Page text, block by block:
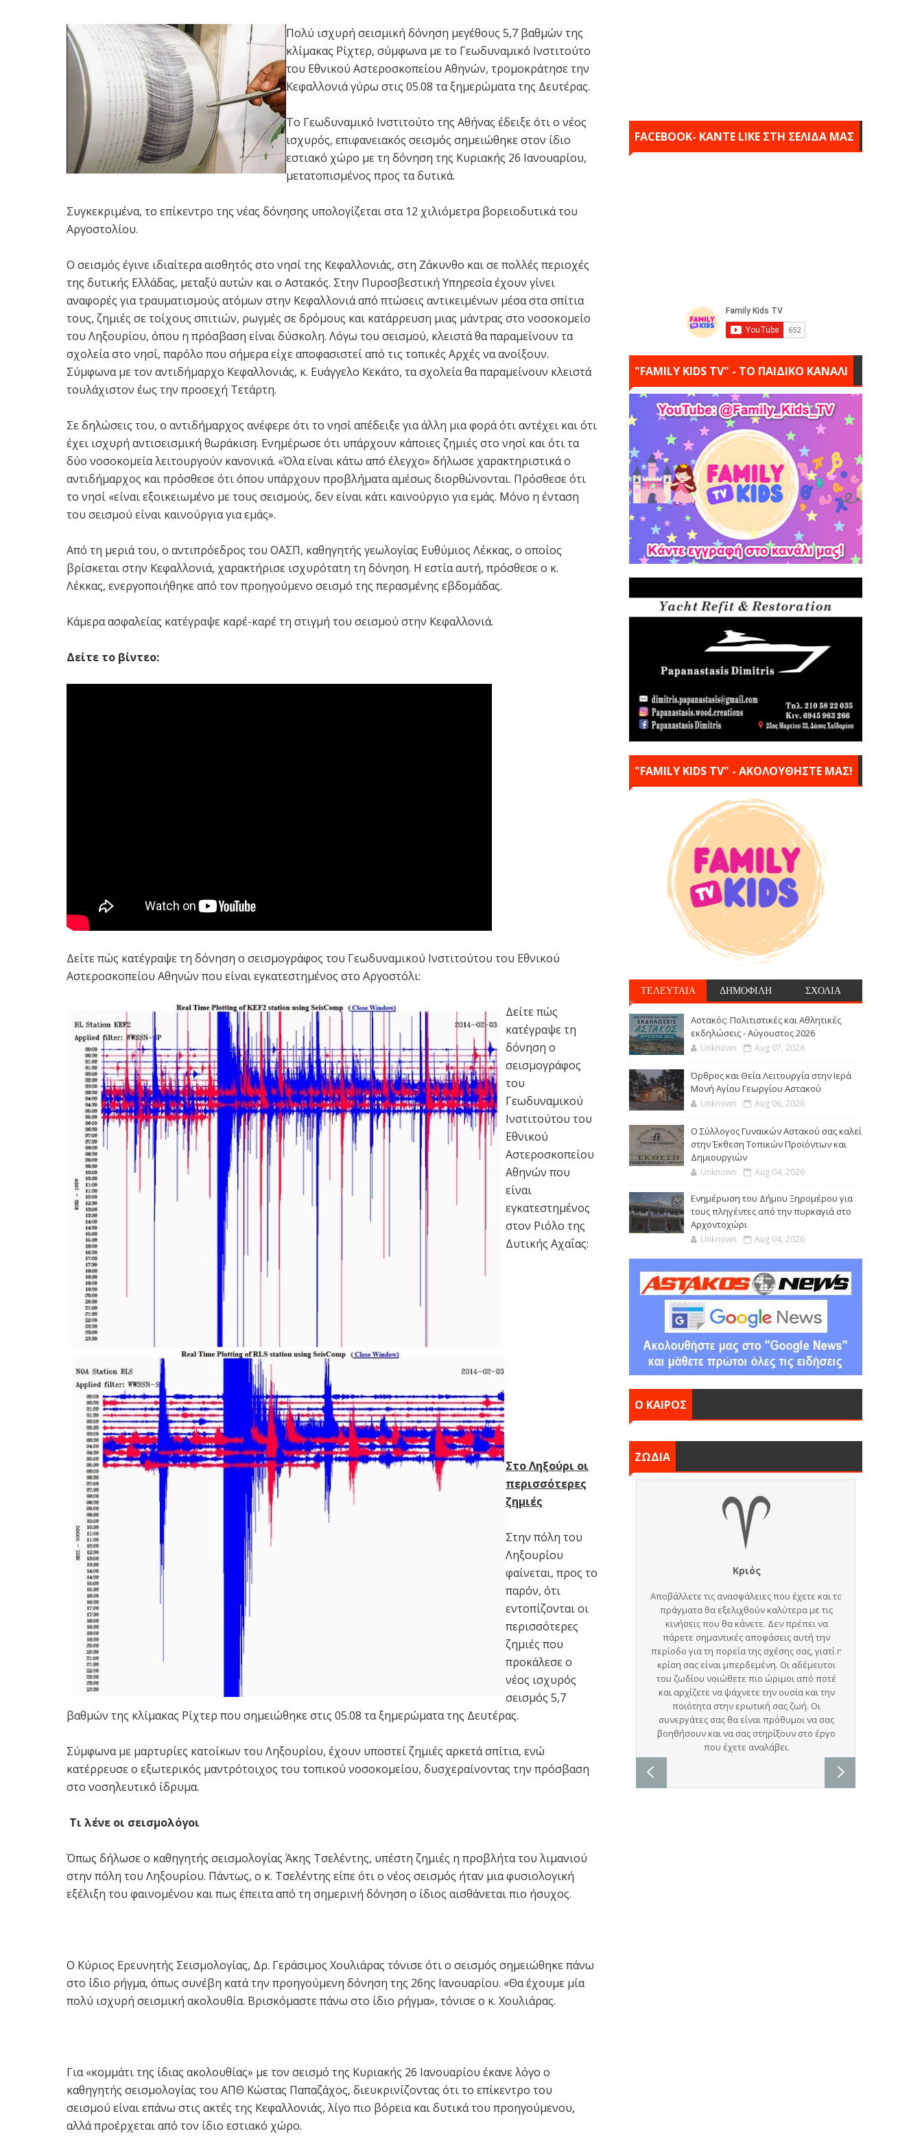
Πολύ ισχυρή σεισμική δόνηση μεγέθους 5,7 βαθμών της
κλίμακας Ρίχτερ, σύμφωνα με το Γεωδυναμικό Ινστιτούτο
του Εθνικού Αστεροσκοπείου Αθηνών, τρομοκράτησε την
Κεφαλλονιά γύρω στις 05.08 τα ξημερώματα της Δευτέρας.
Το Γεωδυναμικό Ινστιτούτο της Αθήνας έδειξε ότι ο νέος
ισχυρός, επιφανειακός σεισμός σημειώθηκε στον ίδιο
εστιακό χώρο με τη δόνηση της Κυριακής 26 Ιανουαρίου,
μετατοπισμένος προς τα δυτικά.
Συγκεκριμένα, το επίκεντρο της νέας δόνησης υπολογίζεται στα 12 χιλιόμετρα βορειοδυτικά του
Αργοστολίου.
Ο σεισμός έγινε ιδιαίτερα αισθητός στο νησί της Κεφαλλονιάς, στη Ζάκυνθο και σε πολλές περιοχές
της δυτικής Ελλάδας, μεταξύ αυτών και ο Αστακός. Στην Πυροσβεστική Υπηρεσία έχουν γίνει
αναφορές για τραυματισμούς ατόμων στην Κεφαλλονιά από πτώσεις αντικειμένων μέσα στα σπίτια
τους, ζημιές σε τοίχους σπιτιών, ρωγμές σε δρόμους και κατάρρευση μιας μάντρας στο νοσοκομείο
του Ληξουρίου, όπου η πρόσβαση είναι δύσκολη. Λόγω του σεισμού, κλειστά θα παραμείνουν τα
σχολεία στο νησί, παρόλο που σήμερα είχε αποφασιστεί από τις τοπικές Αρχές να ανοίξουν.
Σύμφωνα με τον αντιδήμαρχο Κεφαλλονιάς, κ. Ευάγγελο Κεκάτο, τα σχολεία θα παραμείνουν κλειστά
τουλάχιστον έως την προσεχή Τετάρτη.
Σε δηλώσεις του, ο αντιδήμαρχος ανέφερε ότι το νησί απέδειξε για άλλη μια φορά ότι αντέχει και ότι
έχει ισχυρή αντισεισμική θωράκιση. Ενημέρωσε ότι υπάρχουν κάποιες ζημιές στο νησί και ότι τα
δύο νοσοκομεία λειτουργούν κανονικά. «Όλα είναι κάτω από έλεγχο» δήλωσε χαρακτηριστικά ο
αντιδήμαρχος και πρόσθεσε ότι όπου υπάρχουν προβλήματα αμέσως διορθώνονται. Πρόσθεσε ότι
το νησί «είναι εξοικειωμένο με τους σεισμούς, δεν είναι κάτι καινούργιο για εμάς. Μόνο η ένταση
του σεισμού είναι καινούργια για εμάς».
Από τη μεριά του, ο αντιπρόεδρος του ΟΑΣΠ, καθηγητής γεωλογίας Ευθύμιος Λέκκας, ο οποίος
βρίσκεται στην Κεφαλλονιά, χαρακτήρισε ισχυρότατη τη δόνηση. Η εστία αυτή, πρόσθεσε ο κ.
Λέκκας, ενεργοποιήθηκε από τον προηγούμενο σεισμό της περασμένης εβδομάδας.
Κάμερα ασφαλείας κατέγραψε καρέ-καρέ τη στιγμή του σεισμού στην Κεφαλλονιά.
Δείτε το βίντεο:
Δείτε πώς κατέγραψε τη δόνηση ο σεισμογράφος του Γεωδυναμικού Ινστιτούτου του Εθνικού
Αστεροσκοπείου Αθηνών που είναι εγκατεστημένος στο Αργοστόλι:
Δείτε πώς
κατέγραψε τη
δόνηση ο
σεισμογράφος
του
Γεωδυναμικού
Ινστιτούτου του
Εθνικού
Αστεροσκοπείου
Αθηνών που
είναι
εγκατεστημένος
στον Ριόλο της
Δυτικής Αχαΐας:
Στο Ληξούρι οι
περισσότερες
ζημιές
Στην πόλη του
Ληξουρίου
φαίνεται, προς το
παρόν, ότι
εντοπίζονται οι
περισσότερες
ζημιές που
προκάλεσε ο
νέος ισχυρός
σεισμός 5,7
βαθμών της κλίμακας Ρίχτερ που σημειώθηκε στις 05.08 τα ξημερώματα της Δευτέρας.
Σύμφωνα με μαρτυρίες κατοίκων του Ληξουρίου, έχουν υποστεί ζημιές αρκετά σπίτια, ενώ
κατέρρευσε ο εξωτερικός μαντρότοιχος του τοπικού νοσοκομείου, δυσχεραίνοντας την πρόσβαση
στο νοσηλευτικό ίδρυμα.
Τι λένε οι σεισμολόγοι
Όπως δήλωσε ο καθηγητής σεισμολογίας Άκης Τσελέντης, υπέστη ζημιές η προβλήτα του λιμανιού
στην πόλη του Ληξουρίου. Πάντως, ο κ. Τσελέντης είπε ότι ο νέος σεισμός ήταν μια φυσιολογική
εξέλιξη του φαινομένου και πως έπειτα από τη σημερινή δόνηση ο ίδιος αισθάνεται πιο ήσυχος.
O Κύριος Ερευνητής Σεισμολογίας, Δρ. Γεράσιμος Χουλιάρας τόνισε ότι ο σεισμός σημειώθηκε πάνω
στο ίδιο ρήγμα, όπως συνέβη κατά την προηγούμενη δόνηση της 26ης Ιανουαρίου. «Θα έχουμε μία
πολύ ισχυρή σεισμική ακολουθία. Βρισκόμαστε πάνω στο ίδιο ρήγμα», τόνισε ο κ. Χουλιάρας.
Για «κομμάτι της ίδιας ακολουθίας» με τον σεισμό της Κυριακής 26 Ιανουαρίου έκανε λόγο ο
καθηγητής σεισμολογίας του ΑΠΘ Κώστας Παπαζάχος, διευκρινίζοντας ότι το επίκεντρο του
σεισμού είναι επάνω στις ακτές της Κεφαλλονιάς, λίγο πιο βόρεια και δυτικά του προηγούμενου,
αλλά προέρχεται από τον ίδιο εστιακό χώρο.
FACEBOOK- KANTE LIKE ΣΤΗ ΣΕΛΙΔΑ ΜΑΣ
"FAMILY KIDS TV" - ΤΟ ΠΑΙΔΙΚΟ ΚΑΝΑΛΙ
"FAMILY KIDS TV" - ΑΚΟΛΟΥΘΗΣΤΕ ΜΑΣ!
ΤΕΛΕΥΤΑΙΑ ΔΗΜΟΦΙΛΗ ΣΧΟΛΙΑ
Αστακός: Πολιτιστικές και Αθλητικές
εκδηλώσεις - Αύγουστος 2026
Unknown Aug 07, 2026
Όρθρος και Θεία Λειτουργία στην Ιερά
Μονή Αγίου Γεωργίου Αστακού
Unknown Aug 06, 2026
Ο Σύλλογος Γυναικών Αστακού σας καλεί
στην Έκθεση Τοπικών Προϊόντων και
Δημιουργιών
Unknown Aug 04, 2026
Ενημέρωση του Δήμου Ξηρομέρου για
τους πληγέντες από την πυρκαγιά στο
Αρχοντοχώρι
Unknown Aug 04, 2026
Ο ΚΑΙΡΟΣ
ΖΩΔΙΑ